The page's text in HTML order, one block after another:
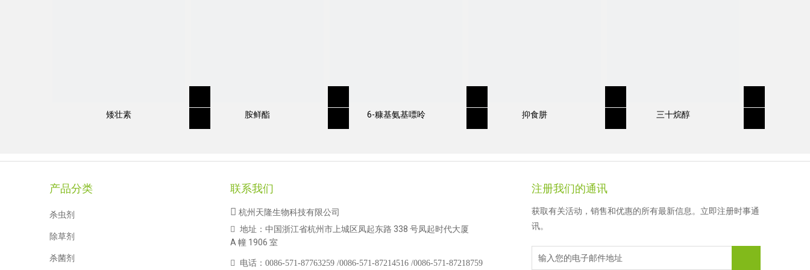
矮壮素 胺鲜酯 6-糠基氨基嘌呤 抑食肼 三十烷醇
产品分类
杀虫剂
除草剂
杀菌剂
联系我们
 杭州天隆生物科技有限公司
 地址：中国浙江省杭州市上城区凤起东路 338 号凤起时代大厦
A 幢 1906 室
 电话： 0086-571-87763259 /0086-571-87214516 /0086-571-87218759
注册我们的通讯
获取有关活动，销售和优惠的所有最新信息。立即注册时事通
讯。